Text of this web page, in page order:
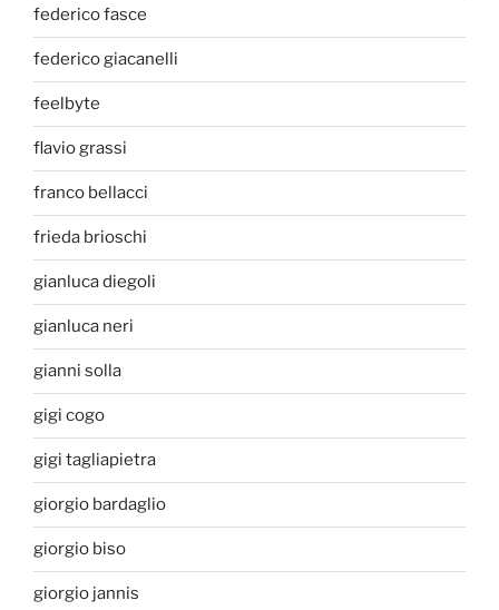
federico fasce
federico giacanelli
feelbyte
flavio grassi
franco bellacci
frieda brioschi
gianluca diegoli
gianluca neri
gianni solla
gigi cogo
gigi tagliapietra
giorgio bardaglio
giorgio biso
giorgio jannis